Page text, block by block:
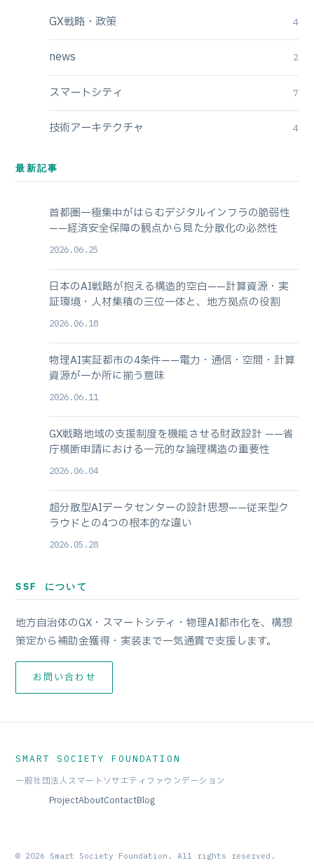
GX戦略・政策 4
news 2
スマートシティ 7
技術アーキテクチャ 4
最新記事
首都圏一極集中がはらむデジタルインフラの脆弱性
——経済安全保障の観点から見た分散化の必然性
2026.06.25
日本のAI戦略が抱える構造的空白——計算資源・実
証環境・人材集積の三位一体と、地方拠点の役割
2026.06.18
物理AI実証都市の4条件——電力・通信・空間・計算
資源が一か所に揃う意味
2026.06.11
GX戦略地域の支援制度を機能させる財政設計 ——省
庁横断申請における一元的な論理構造の重要性
2026.06.04
超分散型AIデータセンターの設計思想——従来型ク
ラウドとの4つの根本的な違い
2026.05.28
SSF について
地方自治体のGX・スマートシティ・物理AI都市化を、構想
策定から補助金獲得・実装まで一気通貫で支援します。
お問い合わせ
SMART SOCIETY FOUNDATION
一般社団法人スマートソサエティファウンデーション
ProjectAboutContactBlog
© 2026 Smart Society Foundation. All rights reserved.